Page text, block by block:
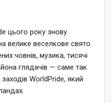
цього року знову
велике веселкове свято.
човнів, музика, тисячі
глядачів — саме так
WorldPride, який